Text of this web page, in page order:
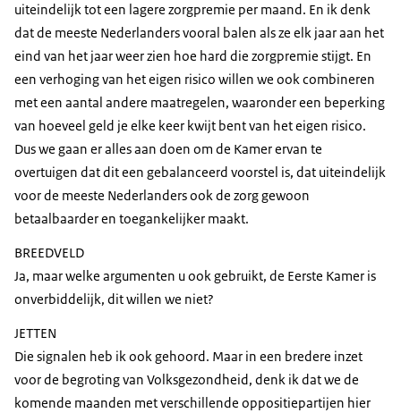
uiteindelijk tot een lagere zorgpremie per maand. En ik denk
dat de meeste Nederlanders vooral balen als ze elk jaar aan het
eind van het jaar weer zien hoe hard die zorgpremie stijgt. En
een verhoging van het eigen risico willen we ook combineren
met een aantal andere maatregelen, waaronder een beperking
van hoeveel geld je elke keer kwijt bent van het eigen risico.
Dus we gaan er alles aan doen om de Kamer ervan te
overtuigen dat dit een gebalanceerd voorstel is, dat uiteindelijk
voor de meeste Nederlanders ook de zorg gewoon
betaalbaarder en toegankelijker maakt.
BREEDVELD
Ja, maar welke argumenten u ook gebruikt, de Eerste Kamer is
onverbiddelijk, dit willen we niet?
JETTEN
Die signalen heb ik ook gehoord. Maar in een bredere inzet
voor de begroting van Volksgezondheid, denk ik dat we de
komende maanden met verschillende oppositiepartijen hier